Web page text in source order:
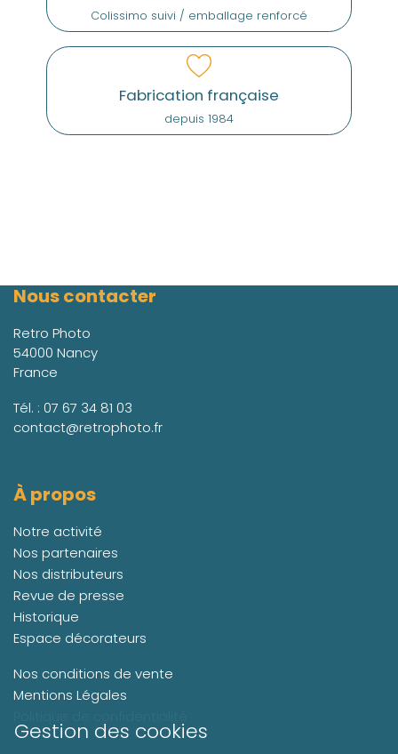
Gestion des cookies
Colissimo suivi / emballage renforcé
Fabrication française
depuis 1984
Nous contacter
Retro Photo
54000 Nancy
France
Tél. : 07 67 34 81 03
contact@retrophoto.fr
À propos
Notre activité
Nos partenaires
Nos distributeurs
Revue de presse
Historique
Espace décorateurs
Nos conditions de vente
Mentions Légales